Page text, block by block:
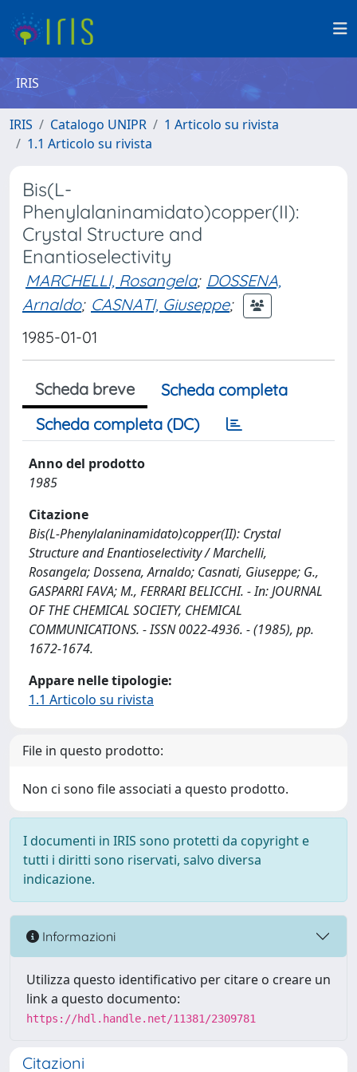
IRIS
IRIS Catalogo UNIPR
1 Articolo su rivista
1.1 Articolo su rivista
Bis(L-
Phenylalaninamidato)copper(II):
Crystal Structure and
Enantioselectivity
MARCHELLI, Rosangela; DOSSENA,
Arnaldo; CASNATI, Giuseppe;
1985-01-01
Scheda breve
Scheda completa
Scheda completa (DC)
Anno del prodotto
1985
Citazione
Bis(L-Phenylalaninamidato)copper(II): Crystal
Structure and Enantioselectivity / Marchelli,
Rosangela; Dossena, Arnaldo; Casnati, Giuseppe; G.,
GASPARRI FAVA; M., FERRARI BELICCHI. - In: JOURNAL
OF THE CHEMICAL SOCIETY, CHEMICAL
COMMUNICATIONS. - ISSN 0022-4936. - (1985), pp.
1672-1674.
Appare nelle tipologie:
1.1 Articolo su rivista
File in questo prodotto:
Non ci sono file associati a questo prodotto.
I documenti in IRIS sono protetti da copyright e
tutti i diritti sono riservati, salvo diversa
indicazione.
Informazioni
Utilizza questo identificativo per citare o creare un
link a questo documento:
https://hdl.handle.net/11381/2309781
Citazioni